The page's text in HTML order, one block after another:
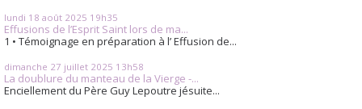
lundi 18 août 2025 19h35
Effusions de l’Esprit Saint lors de ma...
1 • Témoignage en préparation à l’ Effusion de...
dimanche 27 juillet 2025 13h58
La doublure du manteau de la Vierge -...
Enciellement du Père Guy Lepoutre jésuite...